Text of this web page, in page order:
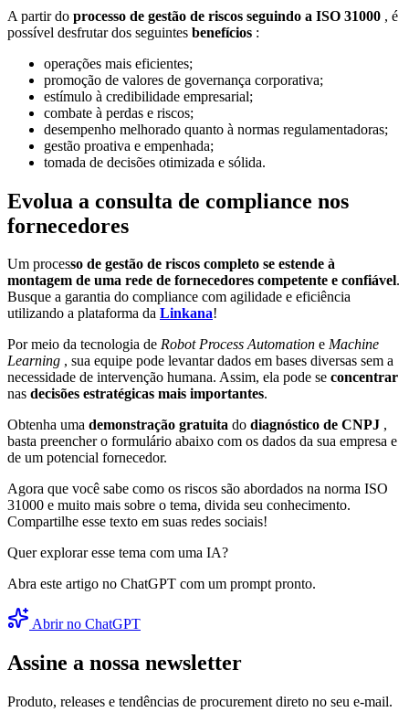
A partir do processo de gestão de riscos seguindo a ISO 31000 , é
possível desfrutar dos seguintes benefícios :
operações mais eficientes;
promoção de valores de governança corporativa;
estímulo à credibilidade empresarial;
combate à perdas e riscos;
desempenho melhorado quanto à normas regulamentadoras;
gestão proativa e empenhada;
tomada de decisões otimizada e sólida.
Evolua a consulta de compliance nos
fornecedores
Um processo de gestão de riscos completo se estende à
montagem de uma rede de fornecedores competente e confiável.
Busque a garantia do compliance com agilidade e eficiência
utilizando a plataforma da Linkana!
Por meio da tecnologia de Robot Process Automation e Machine
Learning , sua equipe pode levantar dados em bases diversas sem a
necessidade de intervenção humana. Assim, ela pode se concentrar
nas decisões estratégicas mais importantes.
Obtenha uma demonstração gratuita do diagnóstico de CNPJ ,
basta preencher o formulário abaixo com os dados da sua empresa e
de um potencial fornecedor.
Agora que você sabe como os riscos são abordados na norma ISO
31000 e muito mais sobre o tema, divida seu conhecimento.
Compartilhe esse texto em suas redes sociais!
Quer explorar esse tema com uma IA?
Abra este artigo no ChatGPT com um prompt pronto.
Abrir no ChatGPT
Assine a nossa newsletter
Produto, releases e tendências de procurement direto no seu e-mail.